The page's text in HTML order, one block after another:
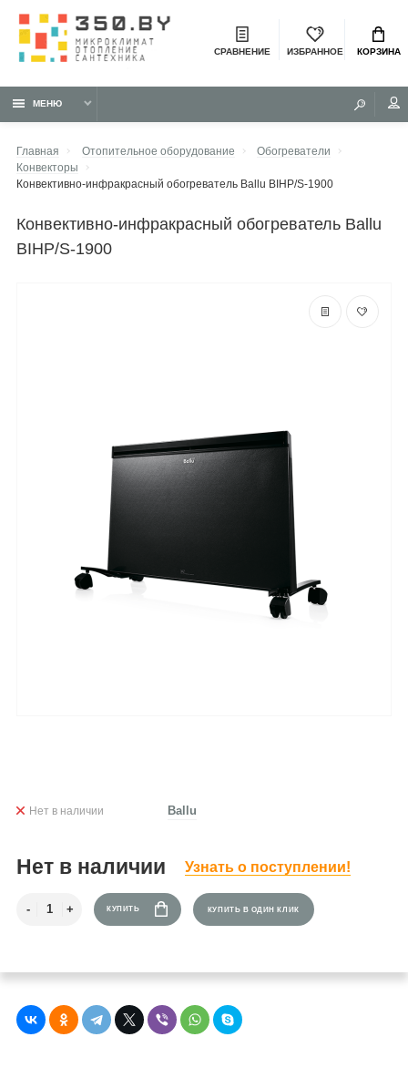
СРАВНЕНИЕ ИЗБРАННОЕ КОРЗИНА
МЕНЮ
Главная Отопительное оборудование
Обогреватели
Конвекторы
Конвективно-инфракрасный обогреватель Ballu BIHP/S-1900
конвективно-инфракрасный обогреватель Ballu
BIHP/S-1900
Нет в наличии Ballu
Нет в наличии Узнать о поступлении!
КУПИТЬ КУПИТЬ В ОДИН КЛИК